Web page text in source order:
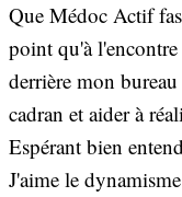
Que Médoc Actif
point qu'à
derrière mon
cadran et aider à
Espérant bien
J'aime le